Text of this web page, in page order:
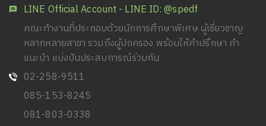
LINE Official Account - LINE ID: @spedf
คณะทำงานที่ประกอบด้วยนักการศึกษาพิเศษ ผู้เชี่ยวชาญ
หลากหลายสาขา รวมถึงผู้ปกครอง พร้อมให้คำปรึกษา คำ
แนะนำ แบ่งปันประสบการณ์ร่วมกัน
02-258-9511
085-153-8245
081-803-0338